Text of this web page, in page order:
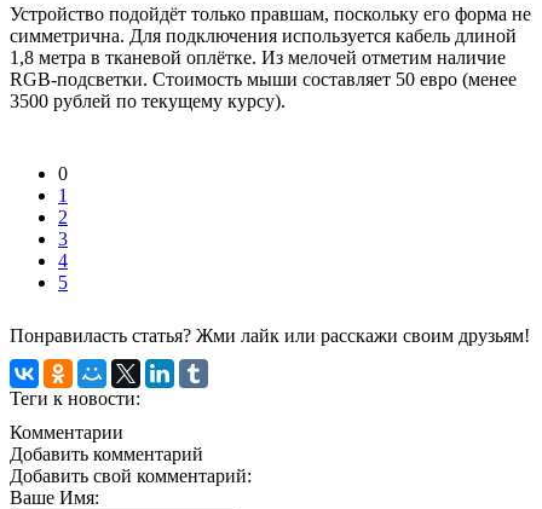
Устройство подойдёт только правшам, поскольку его форма не
симметрична. Для подключения используется кабель длиной
1,8 метра в тканевой оплётке. Из мелочей отметим наличие
RGB-подсветки. Стоимость мыши составляет 50 евро (менее
3500 рублей по текущему курсу).
0
1
2
3
4
5
Понравиласть статья? Жми лайк или расскажи своим друзьям!
Теги к новости:
Комментарии
Добавить комментарий
Добавить свой комментарий:
Ваше Имя: